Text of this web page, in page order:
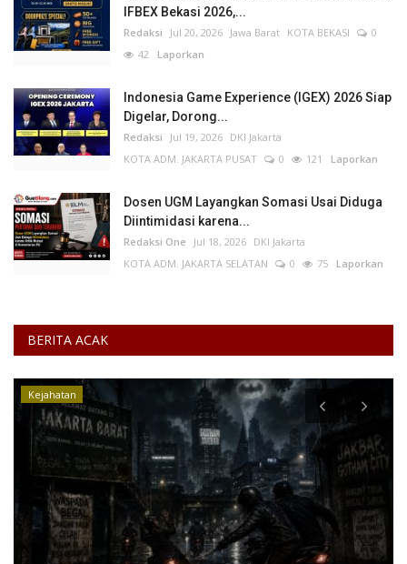
IFBEX Bekasi 2026,...
Redaksi Jul 20, 2026 Jawa Barat KOTA BEKASI
0
42 Laporkan
Indonesia Game Experience (IGEX) 2026 Siap
Digelar, Dorong...
Redaksi Jul 19, 2026 DKI Jakarta
KOTA ADM. JAKARTA PUSAT
0 121 Laporkan
Dosen UGM Layangkan Somasi Usai Diduga
Diintimidasi karena...
Redaksi One Jul 18, 2026 DKI Jakarta
KOTA ADM. JAKARTA SELATAN
0 75 Laporkan
BERITA ACAK
Kejahatan